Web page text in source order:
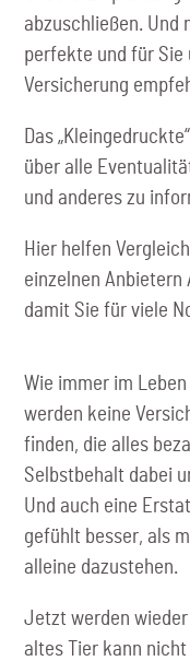
abzuschließen. Und
perfekte und für Sie
Versicherung
Das
über alle
und anderes zu
Hier helfen
einzelnen Anbietern
damit Sie für viele
Wie immer im
werden keine
finden, die alles
Selbstbehalt dabei
Und auch eine
gefühlt besser, als
alleine dazustehen.
Jetzt werden
altes Tier kann